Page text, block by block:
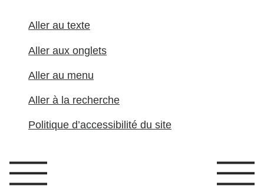
Aller au texte
Aller aux onglets
Aller au menu
Aller à la recherche
Politique d’accessibilité du site